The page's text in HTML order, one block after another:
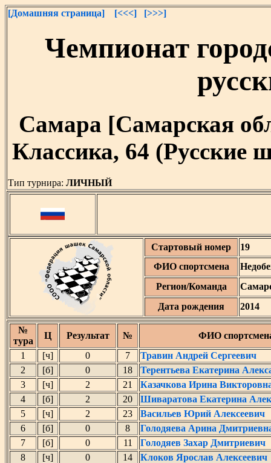
[Домашняя страница] [<<<] [>>>]
Чемпионат
Самара [Самарская
Классика, 64
Тип турнира: ЛИЧНЫЙ
Стартовый номер
19
ФИО спортсмена
Регион/Команда
Дата рождения
2014
№
тура
Ц Результат №
ФИО
1
[ч] 0 7
Травин Андрей Сергеевич
2
[б] 0 18
Терентьева Екатерина
3
[ч] 2 21
Казачкова Ирина
4
[б] 2 20
Шиваратова Екатерина
5
[ч] 2 23
Васильев Юрий Алексеевич
6
[б] 0 8
Голодяева Арина
7
[б] 0 11
Голодяев Захар Дмитриевич
8
[ч] 0 14
Клоков Ярослав Алексеевич